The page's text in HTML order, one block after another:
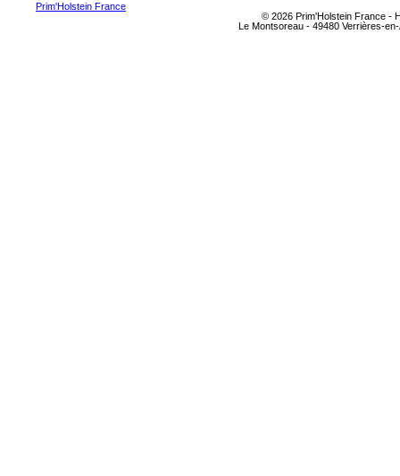
Prim'Holstein France
© 2026 Prim'Holstein France -
Le Montsoreau - 49480 Verrières-